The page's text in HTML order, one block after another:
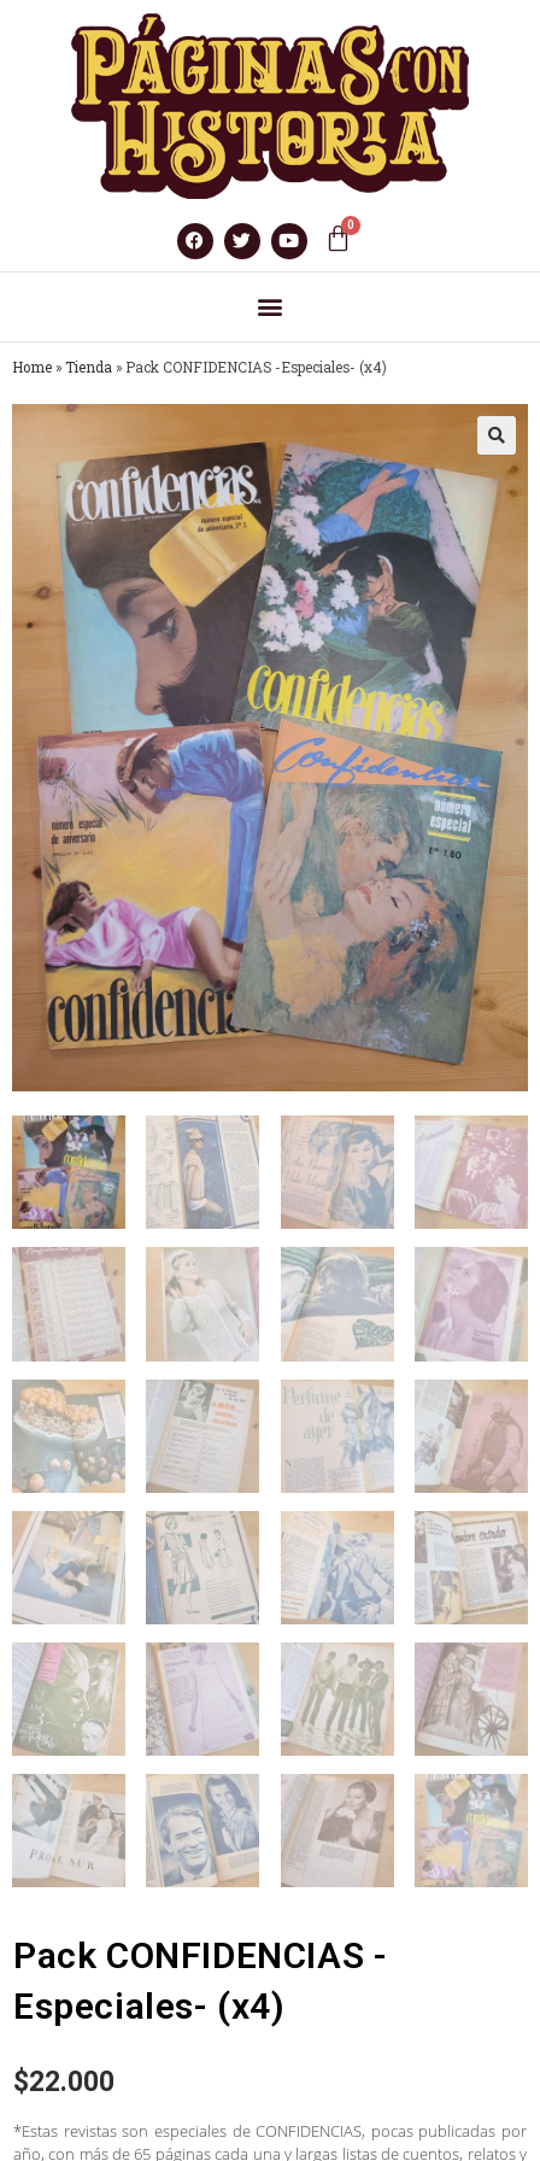
Home » Tienda » Pack CONFIDENCIAS -Especiales- (x4)
Pack CONFIDENCIAS -
Especiales- (x4)
$22.000
*Estas revistas son especiales de CONFIDENCIAS, pocas publicadas por
año, con más de 65 páginas cada una y largas listas de cuentos, relatos y